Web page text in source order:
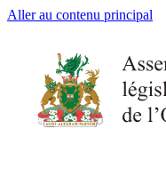
Aller au contenu principal